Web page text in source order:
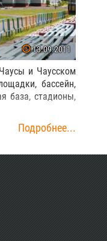
13.09.2011
и Чаусском
бассейн,
база, стадионы,
Подробнее...